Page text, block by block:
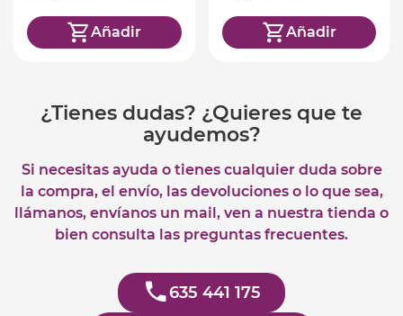
Añadir Añadir
¿Tienes dudas? ¿Quieres que te
ayudemos?
Si necesitas ayuda o tienes cualquier duda sobre
la compra, el envío, las devoluciones o lo que sea,
llámanos, envíanos un mail, ven a nuestra tienda o
bien consulta las preguntas frecuentes.
635 441 175